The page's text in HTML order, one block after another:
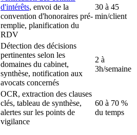
d'intérêts, envoi de la
convention d'honoraires pré-
remplie, planification du
RDV
30 à 45
min/client
Détection des décisions
pertinentes selon les
domaines du cabinet,
synthèse, notification aux
avocats concernés
2 à
3h/semaine
OCR, extraction des clauses
clés, tableau de synthèse,
alertes sur les points de
vigilance
60 à 70 %
du temps